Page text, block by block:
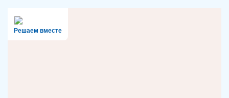
Решаем вместе